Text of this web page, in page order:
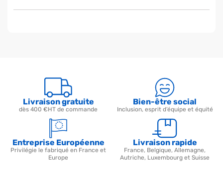
Livraison gratuite
dès 400 €HT de commande
Bien-être social
Inclusion, esprit d’équipe et équité
Entreprise Européenne
Privilégie le fabriqué en France et
Europe
Livraison rapide
France, Belgique, Allemagne,
Autriche, Luxembourg et Suisse